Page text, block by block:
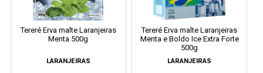
Tereré Erva malte Laranjeiras
Menta 500g
LARANJEIRAS
Tereré Erva malte Laranjeiras
Menta e Boldo Ice Extra Forte
500g
LARANJEIRAS